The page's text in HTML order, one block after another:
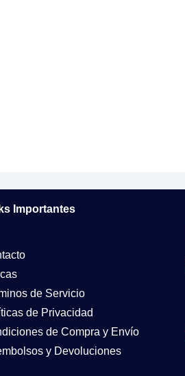
Importantes
de Servicio
de Privacidad
de Compra y Envío
y Devoluciones